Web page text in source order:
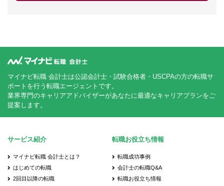
マイナビ転職 会計士は公認会計士・試験合格者・USCPAの方の転職サ
ポートを行う転職エージェントです。
業界専門のキャリアアドバイザーがあなたに最適なキャリアプランをご
提案します。
サービス紹介
マイナビ転職 会計士とは？
はじめての転職
2回目以降の転職
転職お役立ち情報
転職成功事例
会計士の転職Q&A
転職お役立ち情報